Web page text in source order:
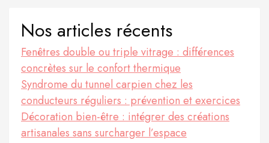
Nos articles récents
Fenêtres double ou triple vitrage : différences
concrètes sur le confort thermique
Syndrome du tunnel carpien chez les
conducteurs réguliers : prévention et exercices
Décoration bien-être : intégrer des créations
artisanales sans surcharger l’espace